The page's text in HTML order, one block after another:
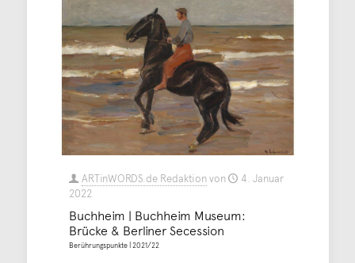
ARTinWORDS.de Redaktionvon
4. Januar
2022
Buchheim | Buchheim Museum:
Brücke & Berliner Secession
Berührungspunkte | 2021/22